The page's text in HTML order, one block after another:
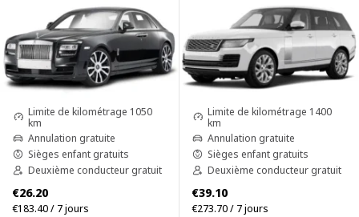
Limite de kilométrage 1050
km
Annulation gratuite
Sièges enfant gratuits
Deuxième conducteur gratuit
€26.20
€183.40 / 7 jours
Limite de kilométrage 1400
km
Annulation gratuite
Sièges enfant gratuits
Deuxième conducteur gratuit
€39.10
€273.70 / 7 jours